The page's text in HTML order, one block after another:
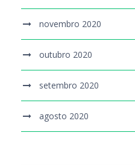
novembro 2020
outubro 2020
setembro 2020
agosto 2020